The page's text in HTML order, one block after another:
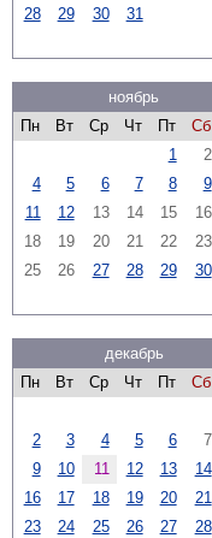
28
29 30 31
ноябрь
Пн
Вт Ср Чт Пт Сб
1
2
4
5 6 7 8 9
11
12 13 14 15 16
18
19 20 21 22 23
25
26 27 28 29 30
декабрь
Пн
Вт Ср Чт Пт Сб
2
3 4 5 6 7
9
10 11 12 13 14
16
17 18 19 20 21
23
24 25 26 27 28